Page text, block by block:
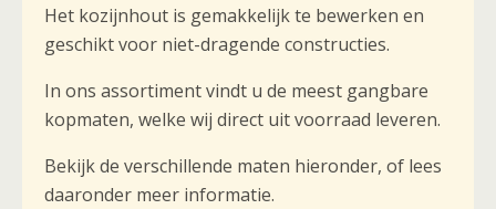
Het kozijnhout is gemakkelijk te bewerken en
geschikt voor niet-dragende constructies.
In ons assortiment vindt u de meest gangbare
kopmaten, welke wij direct uit voorraad leveren.
Bekijk de verschillende maten hieronder, of lees
daaronder meer informatie.